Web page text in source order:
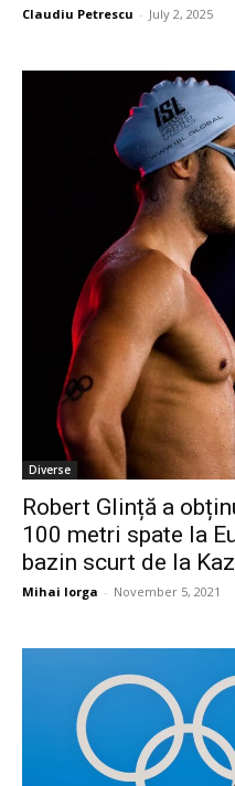
Claudiu Petrescu - July 2, 2025
Diverse
Robert Glință a
100 metri spate la
bazin scurt de la
Mihai Iorga - November 5, 2021